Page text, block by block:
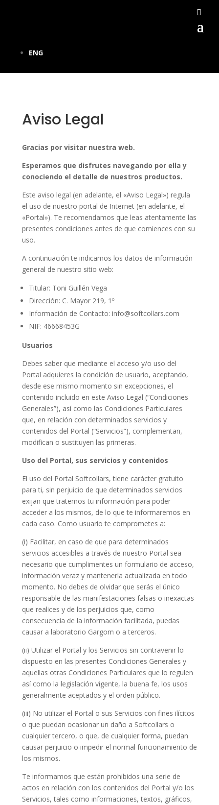
ENG
Aviso Legal
Gracias por visitar nuestra web.
Esperamos que disfrutes navegando por ella y
conociendo el detalle de nuestros productos.
Este aviso legal (en adelante, el «Aviso Legal») regula
el uso de nuestro portal de Internet (en adelante, el
«Portal»). Te recomendamos que leas atentamente las
presentes condiciones antes de que comiences con su
uso.
A continuación te indicamos los datos de información
general de nuestro sitio web:
Titular: Toni Guillén Vega
Dirección: C. Mayor 219, 1º
Información de Contacto: info@softcollars.com
NIF: 46668453G
Usuarios
Debes saber que mediante el acceso y/o uso del
Portal adquieres la condición de usuario, aceptando,
desde ese mismo momento sin excepciones, el
contenido incluido en este Aviso Legal (“Condiciones
Generales”), así como las Condiciones Particulares
que, en relación con determinados servicios y
contenidos del Portal (“Servicios”), complementan,
modifican o sustituyen las primeras.
Uso del Portal, sus servicios y contenidos
El uso del Portal Softcollars, tiene carácter gratuito
para ti, sin perjuicio de que determinados servicios
exijan que tratemos tu información para poder
acceder a los mismos, de lo que te informaremos en
cada caso. Como usuario te comprometes a:
(i) Facilitar, en caso de que para determinados
servicios accesibles a través de nuestro Portal sea
necesario que cumplimentes un formulario de acceso,
información veraz y mantenerla actualizada en todo
momento. No debes de olvidar que serás el único
responsable de las manifestaciones falsas o inexactas
que realices y de los perjuicios que, como
consecuencia de la información facilitada, puedas
causar a laboratorio Gargom o a terceros.
(ii) Utilizar el Portal y los Servicios sin contravenir lo
dispuesto en las presentes Condiciones Generales y
aquellas otras Condiciones Particulares que lo regulen
así como la legislación vigente, la buena fe, los usos
generalmente aceptados y el orden público.
(iii) No utilizar el Portal o sus Servicios con fines ilícitos
o que puedan ocasionar un daño a Softcollars o
cualquier tercero, o que, de cualquier forma, puedan
causar perjuicio o impedir el normal funcionamiento de
los mismos.
Te informamos que están prohibidos una serie de
actos en relación con los contenidos del Portal y/o los
Servicios, tales como informaciones, textos, gráficos,